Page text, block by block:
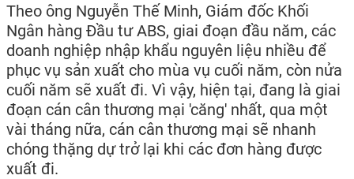
Theo ông Nguyễn Thế Minh, Giám đốc Khối
Ngân hàng Đầu tư ABS, giai đoạn đầu năm, các
doanh nghiệp nhập khẩu nguyên liệu nhiều để
phục vụ sản xuất cho mùa vụ cuối năm, còn nửa
cuối năm sẽ xuất đi. Vì vậy, hiện tại, đang là giai
đoạn cán cân thương mại 'căng' nhất, qua một
vài tháng nữa, cán cân thương mại sẽ nhanh
chóng thặng dự trở lại khi các đơn hàng được
xuất đi.